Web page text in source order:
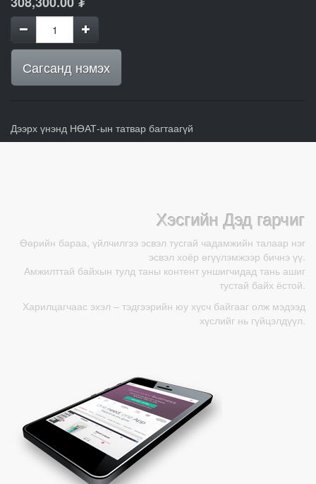
Сагсанд нэмэх
Дээрх үнэнд НӨАТ-ын татвар багтаагүй
Хэсгийн Дэд гарчиг
Өөрийн бараа, үйлчилгээ эсвэл тусгай чадамжийн талаар нэг
эсвэл хоёр өгүүлэмжээр бичнэ үү.
Амжилттай байхын тулд таны контент уншигчидад тань ашиг
тустай байх ёстой.
Харилцагчаас эхэл – тэдгээрийн юу хүсч байгааг олж мэдээд
хүслийг нь гүйцэлдүүл.